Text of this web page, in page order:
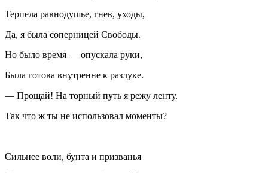
Терпела равнодушье, гнев, уходы,
Да, я была соперницей Свободы.
Но было время — опускала руки,
Была готова внутренне к разлуке.
— Прощай! На торный путь я режу ленту.
Так что ж ты не использовал моменты?
Сильнее воли, бунта и призванья